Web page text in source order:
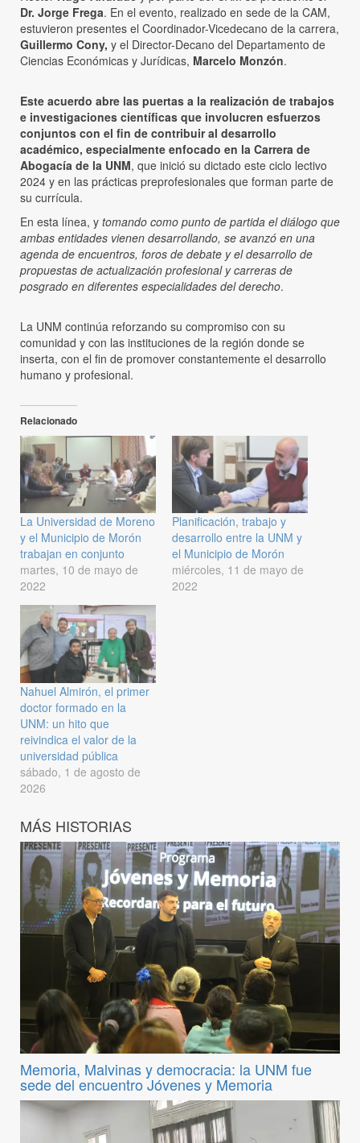
Dr. Jorge Frega. En el evento, realizado en sede de la CAM,
estuvieron presentes el Coordinador-Vicedecano de la carrera,
Guillermo Cony, y el Director-Decano del Departamento de
Ciencias Económicas y Jurídicas, Marcelo Monzón.
Este acuerdo abre las puertas a la realización de trabajos
e investigaciones científicas que involucren esfuerzos
conjuntos con el fin de contribuir al desarrollo
académico, especialmente enfocado en la Carrera de
Abogacía de la UNM, que inició su dictado este ciclo lectivo
2024 y en las prácticas preprofesionales que forman parte de
su currícula.
En esta línea, y tomando como punto de partida el diálogo que
ambas entidades vienen desarrollando, se avanzó en una
agenda de encuentros, foros de debate y el desarrollo de
propuestas de actualización profesional y carreras de
posgrado en diferentes especialidades del derecho.
La UNM continúa reforzando su compromiso con su
comunidad y con las instituciones de la región donde se
inserta, con el fin de promover constantemente el desarrollo
humano y profesional.
Relacionado
La Universidad de Moreno
y el Municipio de Morón
trabajan en conjunto
martes, 10 de mayo de
2022
Planificación, trabajo y
desarrollo entre la UNM y
el Municipio de Morón
miércoles, 11 de mayo de
2022
Nahuel Almirón, el primer
doctor formado en la
UNM: un hito que
reivindica el valor de la
universidad pública
sábado, 1 de agosto de
2026
MÁS HISTORIAS
Memoria, Malvinas y democracia: la UNM fue
sede del encuentro Jóvenes y Memoria